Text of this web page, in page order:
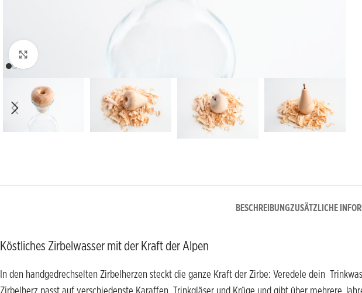
BESCHREIBUNGZUSÄTZLICHE
Köstliches Zirbelwasser mit der Kraft der Alpen
In den handgedrechselten Zirbelherzen steckt die ganze Kraft der Zirbe: Veredele dein